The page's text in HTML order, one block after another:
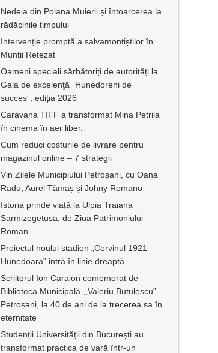
Nedeia din Poiana Muierii și întoarcerea la
rădăcinile timpului
Intervenție promptă a salvamontiștilor în
Munții Retezat
Oameni speciali sărbătoriți de autorități la
Gala de excelenţă ”Hunedoreni de
succes”, ediția 2026
Caravana TIFF a transformat Mina Petrila
în cinema în aer liber.
Cum reduci costurile de livrare pentru
magazinul online – 7 strategii
Vin Zilele Municipiului Petroșani, cu Oana
Radu, Aurel Tămaș și Johny Romano
Istoria prinde viață la Ulpia Traiana
Sarmizegetusa, de Ziua Patrimoniului
Roman
Proiectul noului stadion „Corvinul 1921
Hunedoara” intră în linie dreaptă
Scriitorul Ion Caraion comemorat de
Biblioteca Municipală ,,Valeriu Butulescu”
Petroșani, la 40 de ani de la trecerea sa în
eternitate
Studenții Universității din București au
transformat practica de vară într-un